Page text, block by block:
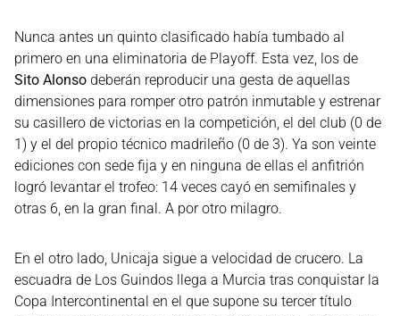
Nunca antes un quinto clasificado había tumbado al
primero en una eliminatoria de Playoff. Esta vez, los de
Sito Alonso deberán reproducir una gesta de aquellas
dimensiones para romper otro patrón inmutable y estrenar
su casillero de victorias en la competición, el del club (0 de
1) y el del propio técnico madrileño (0 de 3). Ya son veinte
ediciones con sede fija y en ninguna de ellas el anfitrión
logró levantar el trofeo: 14 veces cayó en semifinales y
otras 6, en la gran final. A por otro milagro.
En el otro lado, Unicaja sigue a velocidad de crucero. La
escuadra de Los Guindos llega a Murcia tras conquistar la
Copa Intercontinental en el que supone su tercer título